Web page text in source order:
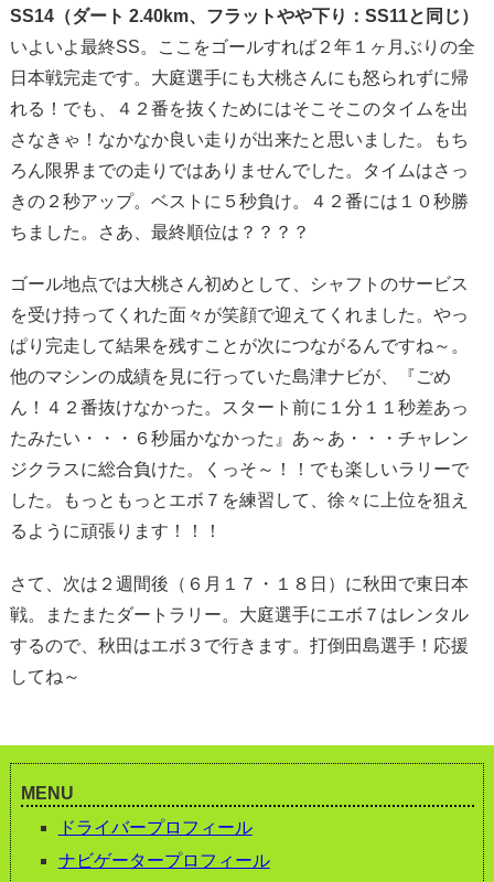
SS14（ダート 2.40km、フラットやや下り：SS11と同じ）
いよいよ最終SS。ここをゴールすれば２年１ヶ月ぶりの全
日本戦完走です。大庭選手にも大桃さんにも怒られずに帰
れる！でも、４２番を抜くためにはそこそこのタイムを出
さなきゃ！なかなか良い走りが出来たと思いました。もち
ろん限界までの走りではありませんでした。タイムはさっ
きの２秒アップ。ベストに５秒負け。４２番には１０秒勝
ちました。さあ、最終順位は？？？？
ゴール地点では大桃さん初めとして、シャフトのサービス
を受け持ってくれた面々が笑顔で迎えてくれました。やっ
ぱり完走して結果を残すことが次につながるんですね～。
他のマシンの成績を見に行っていた島津ナビが、『ごめ
ん！４２番抜けなかった。スタート前に１分１１秒差あっ
たみたい・・・６秒届かなかった』あ～あ・・・チャレン
ジクラスに総合負けた。くっそ～！！でも楽しいラリーで
した。もっともっとエボ７を練習して、徐々に上位を狙え
るように頑張ります！！！
さて、次は２週間後（６月１７・１８日）に秋田で東日本
戦。またまたダートラリー。大庭選手にエボ７はレンタル
するので、秋田はエボ３で行きます。打倒田島選手！応援
してね～
MENU
ドライバープロフィール
ナビゲータープロフィール